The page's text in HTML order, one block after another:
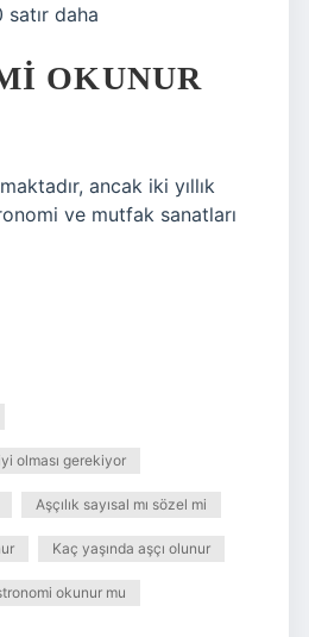
satır daha
OKUNUR
ancak iki yıllık
ve mutfak sanatları
olması gerekiyor
Aşçılık sayısal mı sözel mi
Kaç yaşında aşçı olunur
okunur mu